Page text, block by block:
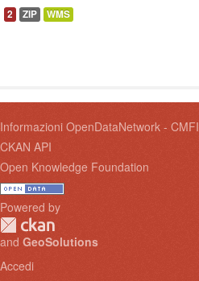
2 ZIP WMS
Informazioni OpenDataNetwork - CMFI
CKAN API
Open Knowledge Foundation
Powered by
and GeoSolutions
Accedi